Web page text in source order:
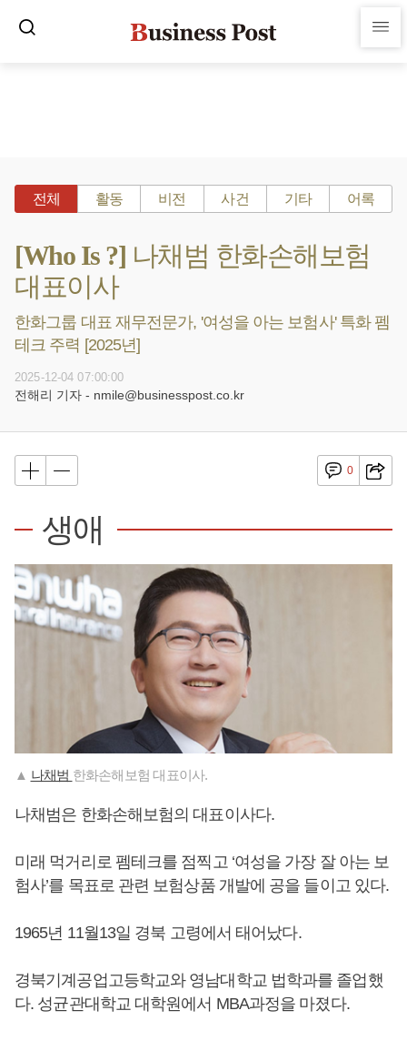
전체 활동 비전 사건 기타 어록
[Who Is ?] 나채범 한화손해보험
대표이사
한화그룹 대표 재무전문가, '여성을 아는 보험사' 특화 펨
테크 주력 [2025년]
2025-12-04 07:00:00
전해리 기자 - nmile@businesspost.co.kr
0
생애
▲ 나채범 한화손해보험 대표이사.
나채범은 한화손해보험의 대표이사다.
미래 먹거리로 펨테크를 점찍고 ‘여성을 가장 잘 아는 보
험사’를 목표로 관련 보험상품 개발에 공을 들이고 있다.
1965년 11월13일 경북 고령에서 태어났다.
경북기계공업고등학교와 영남대학교 법학과를 졸업했
다. 성균관대학교 대학원에서 MBA과정을 마졌다.